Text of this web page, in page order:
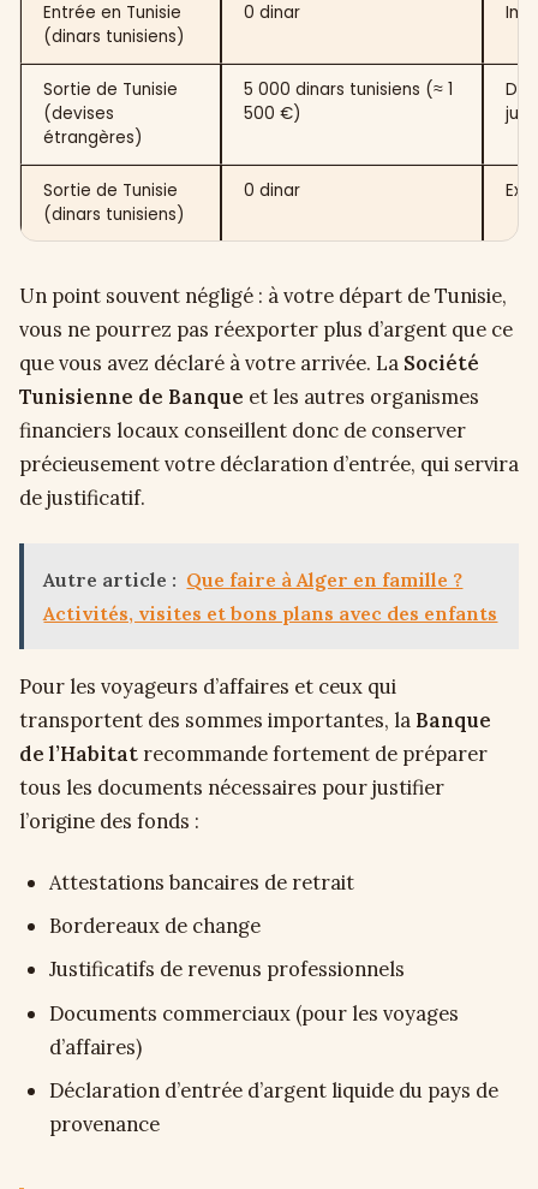
Entrée en Tunisie
(dinars tunisiens)
0 dinar
Sortie de Tunisie
(devises
étrangères)
5 000 dinars tunisiens (≈ 1
500 €)
Sortie de Tunisie
(dinars tunisiens)
0 dinar
Un point souvent négligé : à votre départ de Tunisie,
vous ne pourrez pas réexporter plus d’argent que ce
que vous avez déclaré à votre arrivée. La Société
Tunisienne de Banque et les autres organismes
financiers locaux conseillent donc de conserver
précieusement votre déclaration d’entrée, qui servira
de justificatif.
Autre article : Que faire à Alger en famille ?
Activités, visites et bons plans avec des enfants
Pour les voyageurs d’affaires et ceux qui
transportent des sommes importantes, la Banque
de l’Habitat recommande fortement de préparer
tous les documents nécessaires pour justifier
l’origine des fonds :
Attestations bancaires de retrait
Bordereaux de change
Justificatifs de revenus professionnels
Documents commerciaux (pour les voyages
d’affaires)
Déclaration d’entrée d’argent liquide du pays de
provenance